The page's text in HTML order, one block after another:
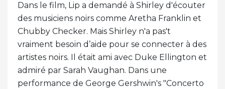
Dans le film, Lip a demandé à Shirley d'écouter
des musiciens noirs comme Aretha Franklin et
Chubby Checker. Mais Shirley n'a pas't
vraiment besoin d’aide pour se connecter à des
artistes noirs. Il était ami avec Duke Ellington et
admiré par Sarah Vaughan. Dans une
performance de George Gershwin's "Concerto